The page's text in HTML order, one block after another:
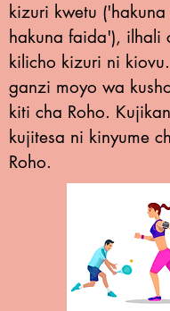
kizuri kwetu ('hakuna
hakuna faida'), ilhali
kilicho kizuri ni
ganzi moyo wa
kiti cha Roho.
kujitesa ni kinyume
Roho.